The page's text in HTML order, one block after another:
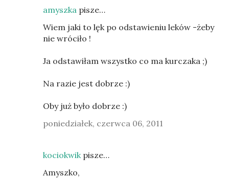
amyszka pisze…
Wiem jaki to lęk po odstawieniu leków -żeby
nie wróciło !
Ja odstawiłam wszystko co ma kurczaka ;)
Na razie jest dobrze :)
Oby już było dobrze :)
poniedziałek, czerwca 06, 2011
kociokwikpisze…
Amyszko,